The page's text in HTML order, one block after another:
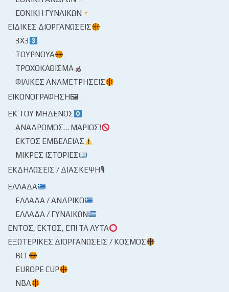
ΕΘΝΙΚΉ ΓΥΝΑΙΚΏΝ
ΕΙΔΙΚΈΣ ΔΙΟΡΓΑΝΏΣΕΙΣ
3X3
ΤΟΥΡΝΟΥΆ
ΤΡΟΧΟΚΆΘΙΣΜΑ
ΦΙΛΙΚΈΣ ΑΝΑΜΕΤΡΉΣΕΙΣ
ΕΙΚΟΝΟΓΡΆΦΗΣΗ🖼
ΕΚ ΤΟΥ ΜΗΔΕΝΌΣ
ΑΝΆΔΡΟΜΟΣ… ΜΆΡΙΟΣ!
ΕΚΤΌΣ ΕΜΒΈΛΕΙΑΣ
ΜΙΚΡΈΣ ΙΣΤΟΡΊΕΣ
ΕΚΔΗΛΏΣΕΙΣ / ΔΙΆΣΚΕΨΗ🎙
ΕΛΛΆΔΑ
ΕΛΛΆΔΑ / ΑΝΔΡΙΚΌ
ΕΛΛΆΔΑ / ΓΥΝΑΙΚΏΝ
ΕΝΤΌΣ, ΕΚΤΌΣ, ΕΠΊ ΤΑ ΑΥΤΆ
ΕΞΩΤΕΡΙΚΈΣ ΔΙΟΡΓΑΝΏΣΕΙΣ / ΚΌΣΜΟΣ
BCL
EUROPE CUP
NBA